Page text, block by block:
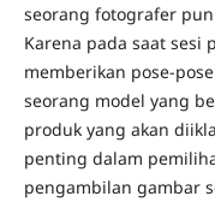
seorang fotografer
Karena pada saat
memberikan pose-
seorang model yang
produk yang akan
penting dalam
pengambilan gambar